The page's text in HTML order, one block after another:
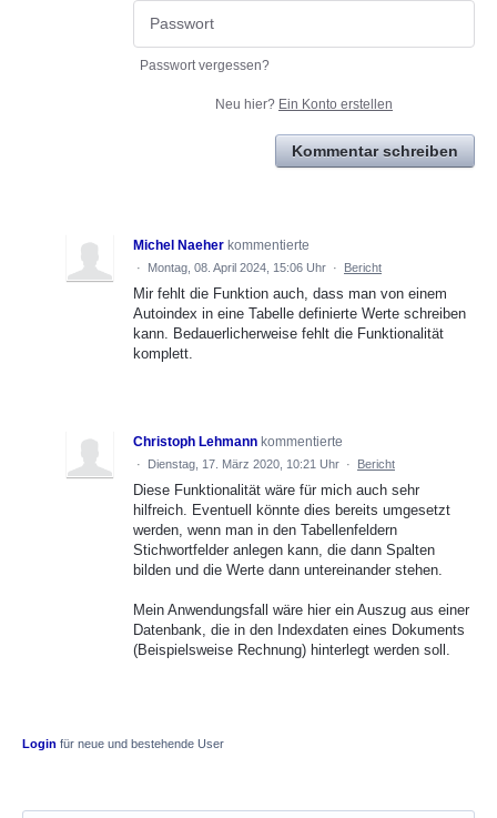
Passwort vergessen?
Neu hier? Ein Konto erstellen
Kommentar schreiben
Michel Naeher kommentierte
· Montag, 08. April 2024, 15:06 Uhr · Bericht
Mir fehlt die Funktion auch, dass man von einem
Autoindex in eine Tabelle definierte Werte schreiben
kann. Bedauerlicherweise fehlt die Funktionalität
komplett.
Christoph Lehmann kommentierte
· Dienstag, 17. März 2020, 10:21 Uhr · Bericht
Diese Funktionalität wäre für mich auch sehr
hilfreich. Eventuell könnte dies bereits umgesetzt
werden, wenn man in den Tabellenfeldern
Stichwortfelder anlegen kann, die dann Spalten
bilden und die Werte dann untereinander stehen.
Mein Anwendungsfall wäre hier ein Auszug aus einer
Datenbank, die in den Indexdaten eines Dokuments
(Beispielsweise Rechnung) hinterlegt werden soll.
Login für neue und bestehende User